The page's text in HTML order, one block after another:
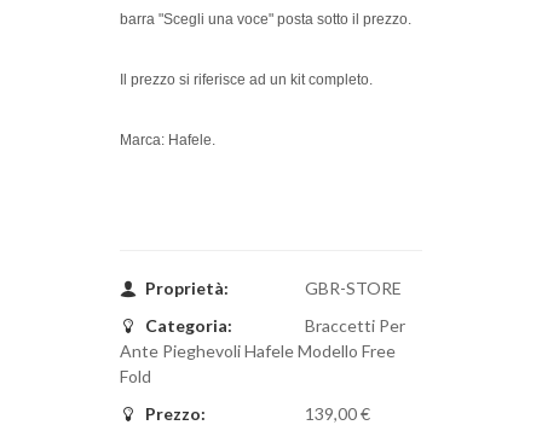
barra "Scegli una voce" posta sotto il prezzo.
Il prezzo si riferisce ad un kit completo.
Marca: Hafele.
Proprietà:
GBR-STORE
Categoria:
Braccetti Per
Ante Pieghevoli Hafele Modello Free
Fold
Prezzo:
139,00 €